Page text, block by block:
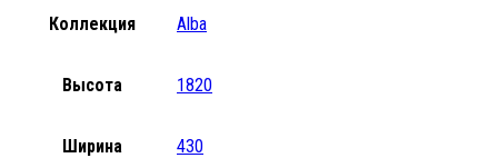
Коллекция Alba
Высота 1820
Ширина 430